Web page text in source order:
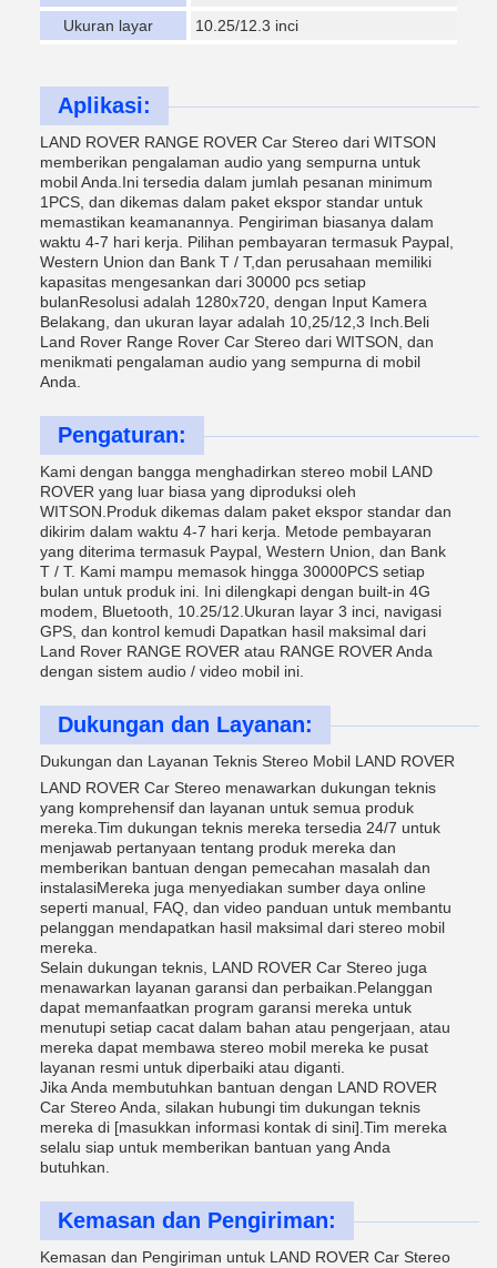
Ukuran layar
10.25/12.3 inci
Aplikasi:
LAND ROVER RANGE ROVER Car Stereo dari WITSON
memberikan pengalaman audio yang sempurna untuk
mobil Anda.Ini tersedia dalam jumlah pesanan minimum
1PCS, dan dikemas dalam paket ekspor standar untuk
memastikan keamanannya. Pengiriman biasanya dalam
waktu 4-7 hari kerja. Pilihan pembayaran termasuk Paypal,
Western Union dan Bank T / T,dan perusahaan memiliki
kapasitas mengesankan dari 30000 pcs setiap
bulanResolusi adalah 1280x720, dengan Input Kamera
Belakang, dan ukuran layar adalah 10,25/12,3 Inch.Beli
Land Rover Range Rover Car Stereo dari WITSON, dan
menikmati pengalaman audio yang sempurna di mobil
Anda.
Pengaturan:
Kami dengan bangga menghadirkan stereo mobil LAND
ROVER yang luar biasa yang diproduksi oleh
WITSON.Produk dikemas dalam paket ekspor standar dan
dikirim dalam waktu 4-7 hari kerja. Metode pembayaran
yang diterima termasuk Paypal, Western Union, dan Bank
T / T. Kami mampu memasok hingga 30000PCS setiap
bulan untuk produk ini. Ini dilengkapi dengan built-in 4G
modem, Bluetooth, 10.25/12.Ukuran layar 3 inci, navigasi
GPS, dan kontrol kemudi Dapatkan hasil maksimal dari
Land Rover RANGE ROVER atau RANGE ROVER Anda
dengan sistem audio / video mobil ini.
Dukungan dan Layanan:
Dukungan dan Layanan Teknis Stereo Mobil LAND ROVER
LAND ROVER Car Stereo menawarkan dukungan teknis
yang komprehensif dan layanan untuk semua produk
mereka.Tim dukungan teknis mereka tersedia 24/7 untuk
menjawab pertanyaan tentang produk mereka dan
memberikan bantuan dengan pemecahan masalah dan
instalasiMereka juga menyediakan sumber daya online
seperti manual, FAQ, dan video panduan untuk membantu
pelanggan mendapatkan hasil maksimal dari stereo mobil
mereka.
Selain dukungan teknis, LAND ROVER Car Stereo juga
menawarkan layanan garansi dan perbaikan.Pelanggan
dapat memanfaatkan program garansi mereka untuk
menutupi setiap cacat dalam bahan atau pengerjaan, atau
mereka dapat membawa stereo mobil mereka ke pusat
layanan resmi untuk diperbaiki atau diganti.
Jika Anda membutuhkan bantuan dengan LAND ROVER
Car Stereo Anda, silakan hubungi tim dukungan teknis
mereka di [masukkan informasi kontak di sini].Tim mereka
selalu siap untuk memberikan bantuan yang Anda
butuhkan.
Kemasan dan Pengiriman:
Kemasan dan Pengiriman untuk LAND ROVER Car Stereo